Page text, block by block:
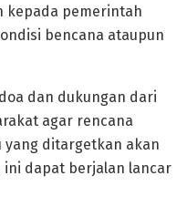
kepada pemerintah
bencana ataupun
dan dukungan dari
agar rencana
yang ditargetkan akan
ini dapat berjalan lancar